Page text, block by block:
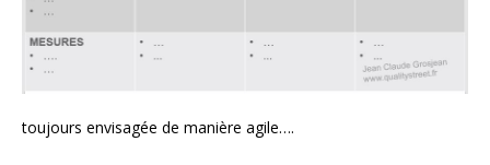
toujours envisagée de manière agile….